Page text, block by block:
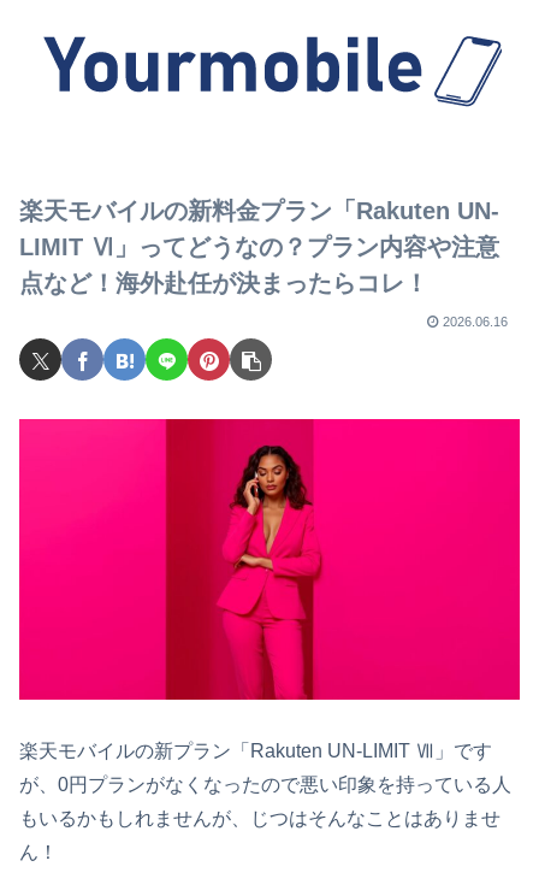
楽天モバイルの新料金プラン「Rakuten UN-
LIMIT Ⅵ」ってどうなの？プラン内容や注意
点など！海外赴任が決まったらコレ！
2026.06.16
楽天モバイルの新プラン「Rakuten UN-LIMIT Ⅶ」です
が、0円プランがなくなったので悪い印象を持っている人
もいるかもしれませんが、じつはそんなことはありませ
ん！